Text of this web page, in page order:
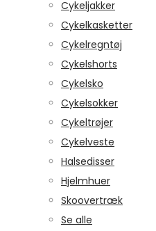
Cykeljakker
Cykelkasketter
Cykelregntøj
Cykelshorts
Cykelsko
Cykelsokker
Cykeltrøjer
Cykelveste
Halsedisser
Hjelmhuer
Skoovertræk
Se alle